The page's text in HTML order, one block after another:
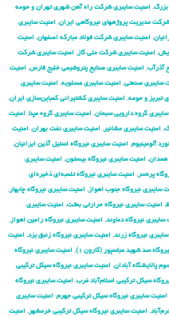
بزرگ, امنیت سایبری شركت راه آهن شهری تهران و حومه
مدیریت پروژههای نیروگاهی ایران, امنیت سایبری
, امنیت سایبری شرکت فولاد مبارکه اصفهان, امنیت
, امنیت سایبری شرکت ملی گاز , امنیت سایبری شرکت
آذرآب, امنیت سایبری صنایع پتروشیمی خلیج فارس, امنیت
سایبری صنعتی, امنیت سایبری عسلویه, امنیت سایبری
تبریز و حومه, امنیت سایبری کشتیرانی کمباین‌سازی ایران,
گروه دارویی سبحان, امنیت سایبری گروه مپنا, امنیت
, امنیت سایبری مشانیر , امنیت سایبری نفت بهران, امنیت
آلومینیوم, امنیت سایبری نیروگاه استیل آذین ایرانیان,
همدان, امنیت سایبری نیروگاه بیستون, امنیت سایبری
پره‌سر , امنیت سایبری نیروگاه تلمبه‌ای ذخیره‌ای
سایبری نیروگاه جنوب اهواز , امنیت سایبری نیروگاه چابهار ,
, امنیت سایبری نیروگاه حرارتی بعثت, امنیت سایبری
سایبری نیروگاه دماوند, امنیت سایبری نیروگاه رامین اهواز ,
نیروگاه زرند, امنیت سایبری نیروگاه زنبق یزد, امنیت
سد شهید عباسپور (کارون ۱) , امنیت سایبری نیروگاه
پالایشگاه آبادان, امنیت سایبری نیروگاه سیکل ترکیبی
سیکل ترکیبی اسلام‌آباد غرب, امنیت سایبری نیروگاه
امنیت سایبری نیروگاه سیکل ترکیبی جهرم, امنیت سایبری
, امنیت سایبری نیروگاه سیکل ترکیبی خرمشهر , امنیت